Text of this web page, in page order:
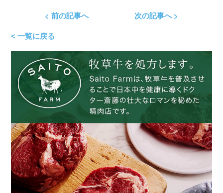
< 前の記事へ 次の記事へ >
< 一覧に戻る